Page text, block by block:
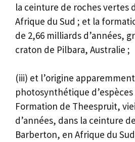
la ceinture de roches vertes
Afrique du Sud ; et la
de 2,66 milliards d’années,
craton de Pilbara, Australie ;
(iii) et l’origine
photosynthétique
Formation de Theespruit,
d’années, dans la ceinture
Barberton, en Afrique du